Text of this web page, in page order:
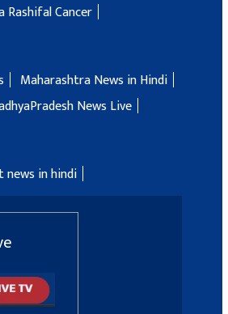
Rashifal Cancer
Maharashtra News in Hindi
News Live
news in hindi